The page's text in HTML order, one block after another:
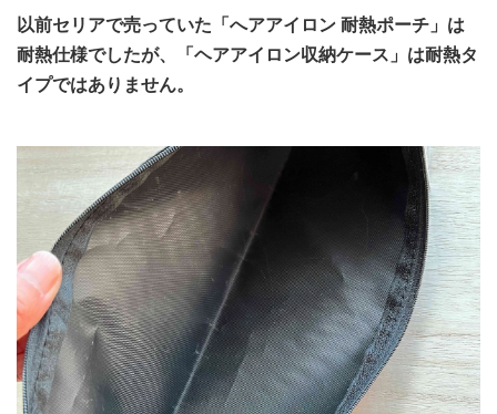
以前セリアで売っていた「へアアイロン 耐熱ポーチ」は
耐熱仕様でしたが、「ヘアアイロン収納ケース」は耐熱タ
イプではありません。